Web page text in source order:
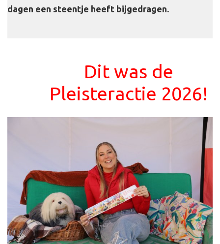
dagen een steentje heeft bijgedragen.
Dit was de
Pleisteractie 2026!